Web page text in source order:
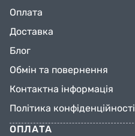
Оплата
Доставка
Блог
Обмін та повернення
Контактна інформація
Політика конфіденційності
ОПЛАТА